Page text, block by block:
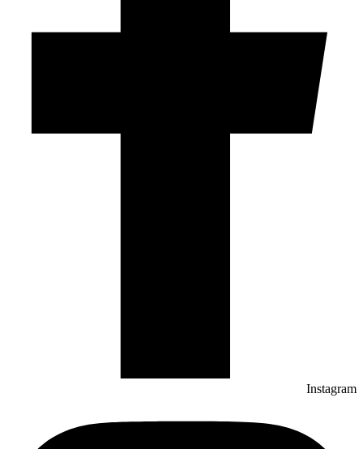
Instagram